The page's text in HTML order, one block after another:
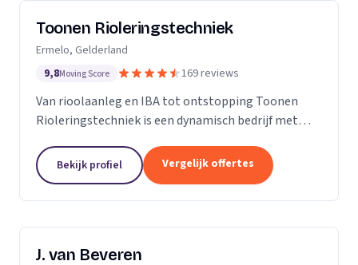
Toonen Rioleringstechniek
Ermelo, Gelderland
9,8Moving Score 169 reviews
Van rioolaanleg en IBA tot ontstopping Toonen
Rioleringstechniek is een dynamisch bedrijf met
te maken heeft. Allereerst zijn wij expert in de...
Bekijk profiel Vergelijk offertes
J. van Beveren